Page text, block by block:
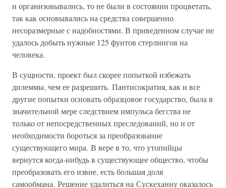
и организовывались, то не были в состоянии процветать,
так как основывались на средства совершенно
несоразмерные с надобностями. В приведенном случае не
удалось добыть нужные 125 фунтов стерлингов на
человека.
В сущности, проект был скорее попыткой избежать
дилеммы, чем ее разрешить. Пантисократия, как и все
другие попытки основать образцовое государство, была в
значительной мере следствием импульса бегства не
только от непосредственных преследований, но и от
необходимости бороться за преобразование
существующего мира. В вере в то, что утопийцы
вернутся когда-нибудь в существующее общество, чтобы
преобразовать его извне, есть большая доля
самообмана. Решение удалиться на Сускеханну оказалось